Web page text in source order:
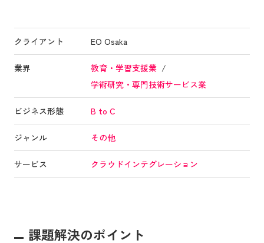
クライアント EO Osaka
業界
教育・学習支援業
学術研究・専門技術サービス業
ビジネス形態 B to C
ジャンル その他
サービス クラウドインテグレーション
課題解決のポイント